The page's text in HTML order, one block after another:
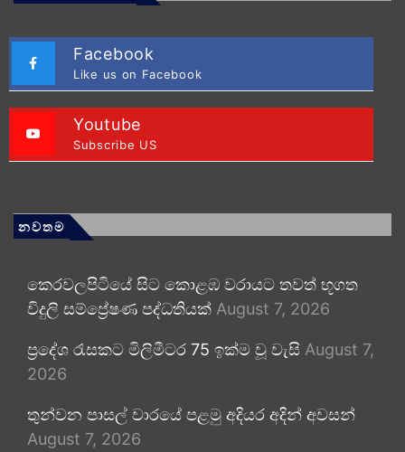
Facebook
Like us on Facebook
Youtube
Subscribe US
නවතම
කෙරවලපිටියේ සිට කොළඹ වරායට තවත් භූගත
විදුලි සම්ප්‍රේෂණ පද්ධතියක් August 7, 2026
ප්‍රදේශ රැසකට මිලිමීටර 75 ඉක්ම වූ වැසි August 7,
2026
තුන්වන පාසල් වාරයේ පළමු අදියර අදින් අවසන්
August 7, 2026